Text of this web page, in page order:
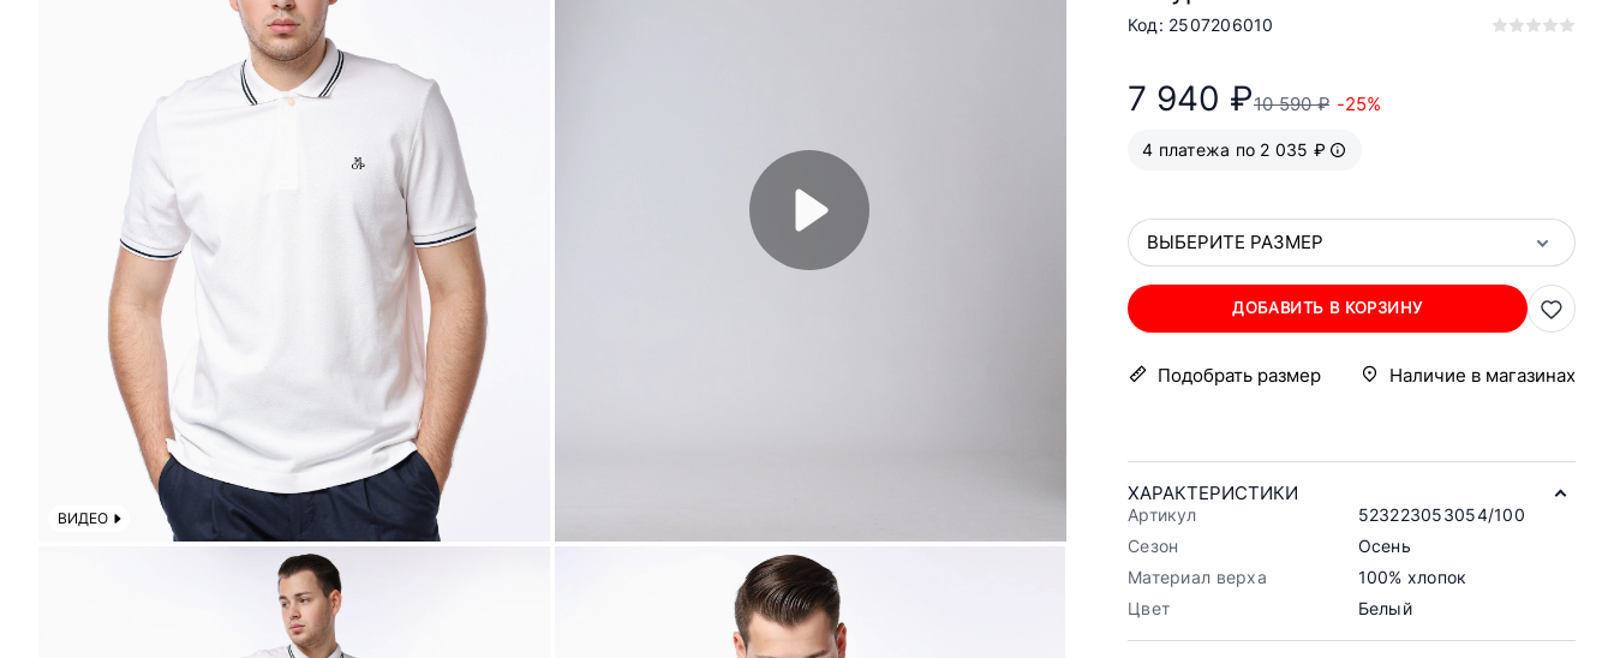
ВИДЕО
Код: 2507206010
7 940 ₽10 590 ₽ -25%
4 платежа по 2 035 ₽
ВЫБЕРИТЕ РАЗМЕР
ДОБАВИТЬ В КОРЗИНУ
Подобрать размер Наличие в магазинах
ХАРАКТЕРИСТИКИ
Артикул
523223053054/100
Сезон
Осень
Материал верха
100% хлопок
Цвет
Белый